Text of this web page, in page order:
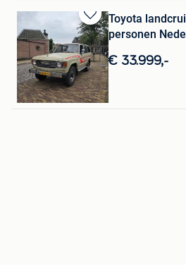
Bewaren
in
Mijn
Favorieten
Toyota
personen
€ 33.999,-
jochem
Antwerpen